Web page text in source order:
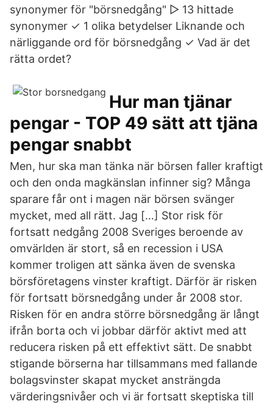
synonymer för "börsnedgång" ▷ 13 hittade
synonymer ✓ 1 olika betydelser Liknande och
närliggande ord för börsnedgång ✓ Vad är det
rätta ordet?
Hur man tjänar
pengar - TOP 49 sätt att tjäna
pengar snabbt
Men, hur ska man tänka när börsen faller kraftigt
och den onda magkänslan infinner sig? Många
sparare får ont i magen när börsen svänger
mycket, med all rätt. Jag […] Stor risk för
fortsatt nedgång 2008 Sveriges beroende av
omvärlden är stort, så en recession i USA
kommer troligen att sänka även de svenska
börsföretagens vinster kraftigt. Därför är risken
för fortsatt börsnedgång under år 2008 stor.
Risken för en andra större börsnedgång är långt
ifrån borta och vi jobbar därför aktivt med att
reducera risken på ett effektivt sätt. De snabbt
stigande börserna har tillsammans med fallande
bolagsvinster skapat mycket ansträngda
värderingsnivåer och vi är fortsatt skeptiska till